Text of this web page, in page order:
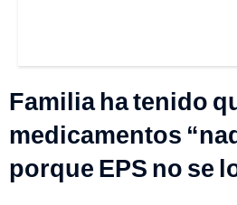
Familia ha tenido
medicamentos
porque EPS no se